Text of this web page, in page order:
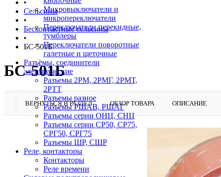
Микровыключатели и
микропереключатели
Переключатели перекидные,
тумблеры
Переключатели поворотные
галетные и щеточные
Разъёмы, соединители
электрические
Разъемы 2РМ, 2РМГ, 2РМТ,
2РТТ
Разъемы разное
Разъемы РШАВ, РШАГ
Разъемы серии ОНЦ, СНЦ
Разъемы серии СР50, СР75,
СРГ50, СРГ75
Разъемы ШР, СШР
Реле, контакторы
Контакторы
Реле времени
•
Сельсины
•
Бесконтактные сельсины
•
БС-501Б
БС-501Б
ВЕРНУТЬСЯ В РАЗДЕЛ ОБЗОР ТОВАРА ОПИСАНИЕ